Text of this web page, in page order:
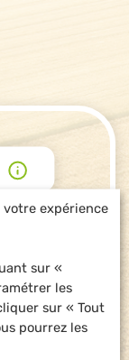
expérience
sur «
les
sur « Tout
pourrez les